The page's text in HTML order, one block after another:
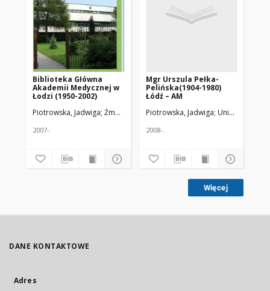
Biblioteka Główna
Akademii Medycznej w
Łodzi (1950-2002)
Piotrowska, Jadwiga Żmuda, Ryszard. Red. nacz.
2007-.
Mgr Urszula Pełka-
Pelińska(1904-1980)
Łódź – AM
Piotrowska, Jadwiga Uniwersytet
2008-.
Więcej
DANE KONTAKTOWE
Adres